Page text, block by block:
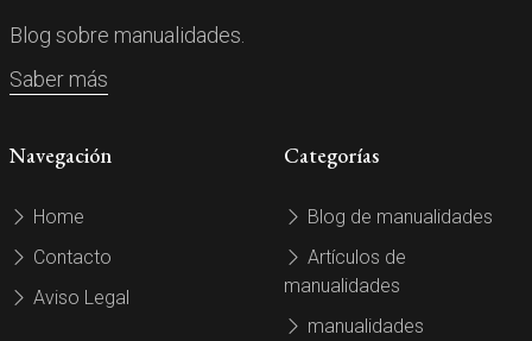
Blog sobre manualidades.
Saber más
Navegación
Home
Contacto
Aviso Legal
Categorías
Blog de manualidades
Artículos de
manualidades
manualidades